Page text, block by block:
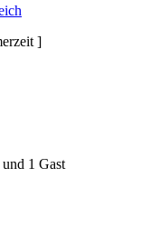
]
1 Gast